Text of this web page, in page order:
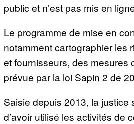
public et n’est pas mis en
Le programme de mise en
notamment cartographier les
et fournisseurs, des mesures
prévue par la loi Sapin 2 de
Saisie depuis 2013, la
d’avoir utilisé les activités de